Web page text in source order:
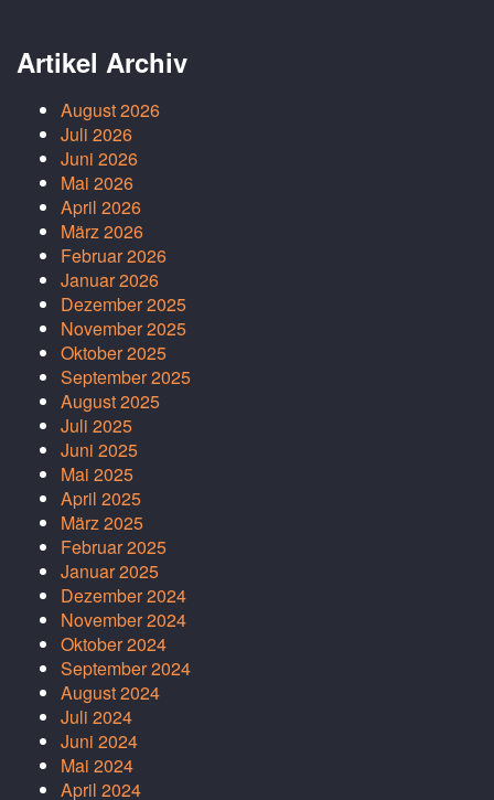
Artikel Archiv
August 2026
Juli 2026
Juni 2026
Mai 2026
April 2026
März 2026
Februar 2026
Januar 2026
Dezember 2025
November 2025
Oktober 2025
September 2025
August 2025
Juli 2025
Juni 2025
Mai 2025
April 2025
März 2025
Februar 2025
Januar 2025
Dezember 2024
November 2024
Oktober 2024
September 2024
August 2024
Juli 2024
Juni 2024
Mai 2024
April 2024